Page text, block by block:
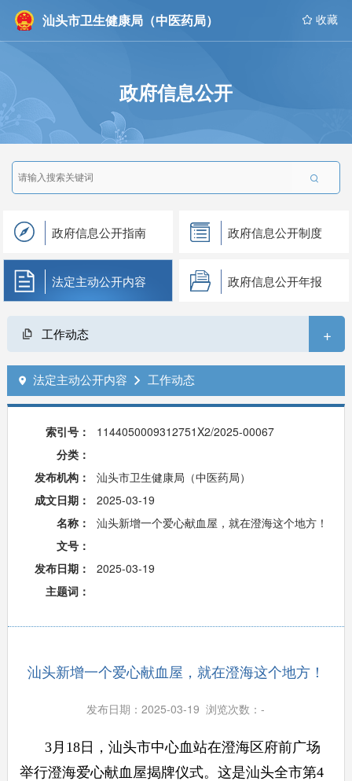
汕头市卫生健康局（中医药局）  收藏
政府信息公开

政府信息公开指南 政府信息公开制度
法定主动公开内容 政府信息公开年报
工作动态 +
 法定主动公开内容  工作动态
索引号：
1144050009312751X2/2025-00067
分类：
发布机构：
汕头市卫生健康局（中医药局）
成文日期：
2025-03-19
名称：
汕头新增一个爱心献血屋，就在澄海这个地方！
文号：
发布日期：
2025-03-19
主题词：
汕头新增一个爱心献血屋，就在澄海这个地方！
发布日期：2025-03-19 浏览次数：-
3月18日，汕头市中心血站在澄海区府前广场
举行澄海爱心献血屋揭牌仪式。这是汕头全市第4